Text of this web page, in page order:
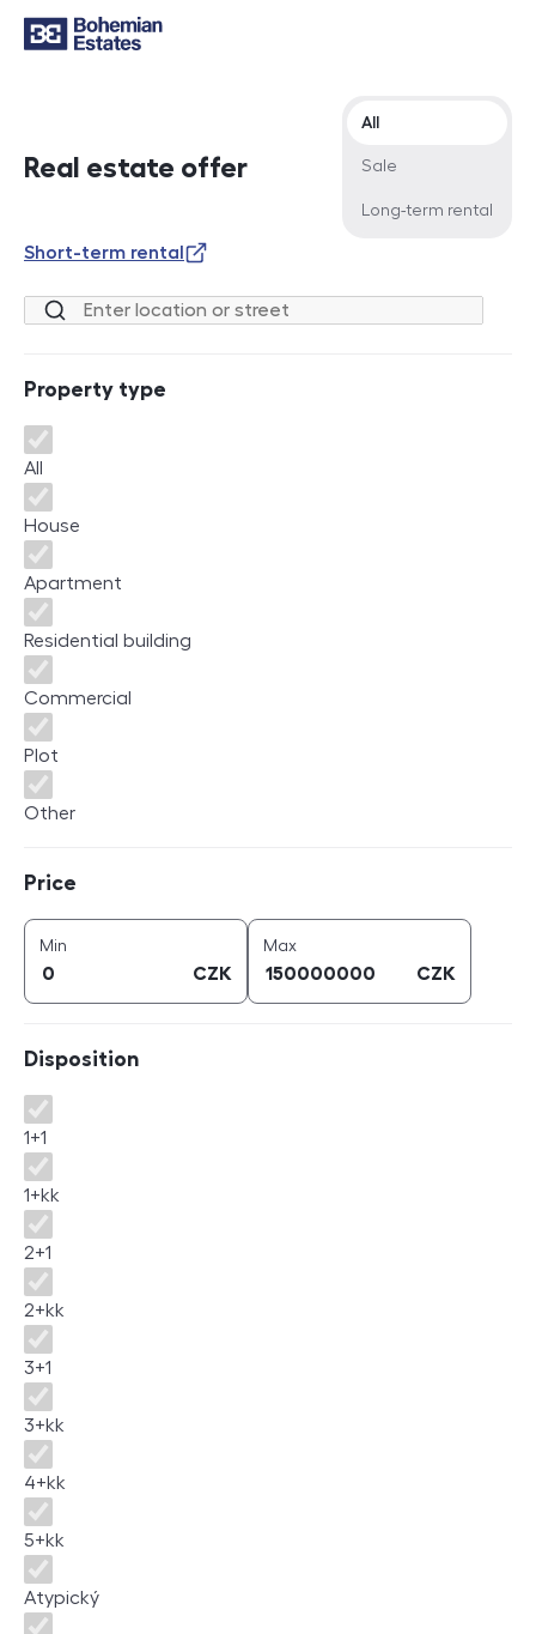
Real estate offer
Offer type
All
Sale
Long-term rental
Short-term rental
Location or street
Property type
Property type
All
House
Apartment
Residential building
Commercial
Plot
Other
Price
Min
CZK
Maxprice (
CZK
Disposition
Disposition
1+1
1+kk
2+1
2+kk
3+1
3+kk
4+kk
5+kk
Atypický